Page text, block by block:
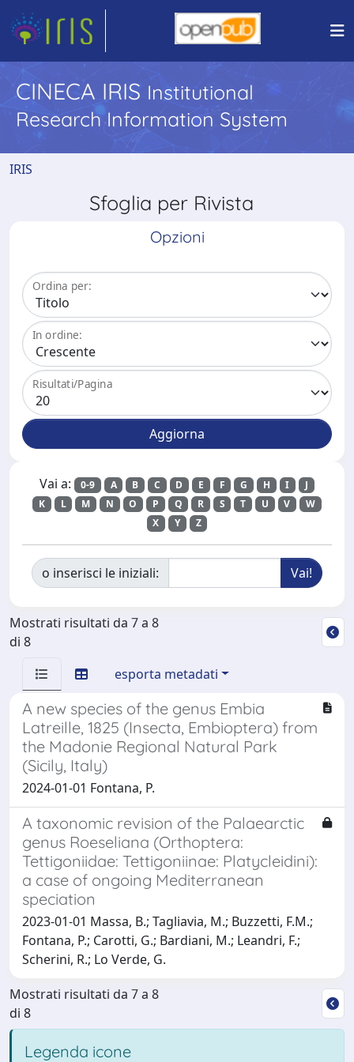
CINECA IRIS Institutional
Research Information System
IRIS
Sfoglia per Rivista
Opzioni
Ordina per:
In ordine:
Risultati/Pagina
Vai a: 0-9 A B C D E F G H I
J
K
L M N O P Q R S T U V
W
X
Y Z
o inserisci le iniziali:
Mostrati risultati da 7 a 8
di 8
esporta metadati
A new species of the genus Embia
Latreille, 1825 (Insecta, Embioptera) from
the Madonie Regional Natural Park
(Sicily, Italy)
2024-01-01 Fontana, P.
A taxonomic revision of the Palaearctic
genus Roeseliana (Orthoptera:
Tettigoniidae: Tettigoniinae: Platycleidini):
a case of ongoing Mediterranean
speciation
2023-01-01 Massa, B.; Tagliavia, M.; Buzzetti, F.M.;
Fontana, P.; Carotti, G.; Bardiani, M.; Leandri, F.;
Scherini, R.; Lo Verde, G.
Mostrati risultati da 7 a 8
di 8
Legenda icone